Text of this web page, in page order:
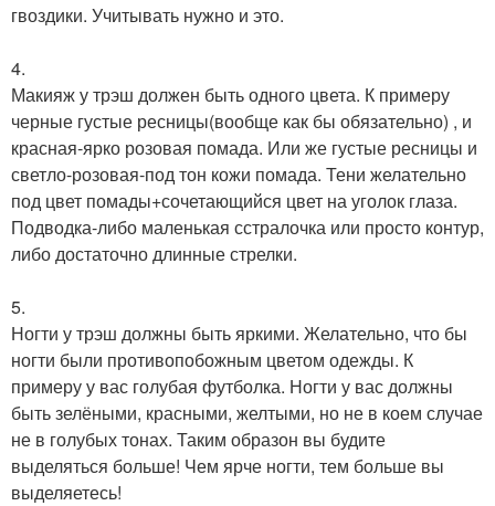
гвоздики. Учитывать нужно и это.
4.
Макияж у трэш должен быть одного цвета. К примеру
черные густые ресницы(вообще как бы обязательно) , и
красная-ярко розовая помада. Или же густые ресницы и
светло-розовая-под тон кожи помада. Тени желательно
под цвет помады+сочетающийся цвет на уголок глаза.
Подводка-либо маленькая сстралочка или просто контур,
либо достаточно длинные стрелки.
5.
Ногти у трэш должны быть яркими. Желательно, что бы
ногти были противопобожным цветом одежды. К
примеру у вас голубая футболка. Ногти у вас должны
быть зелёными, красными, желтыми, но не в коем случае
не в голубых тонах. Таким образон вы будите
выделяться больше! Чем ярче ногти, тем больше вы
выделяетесь!